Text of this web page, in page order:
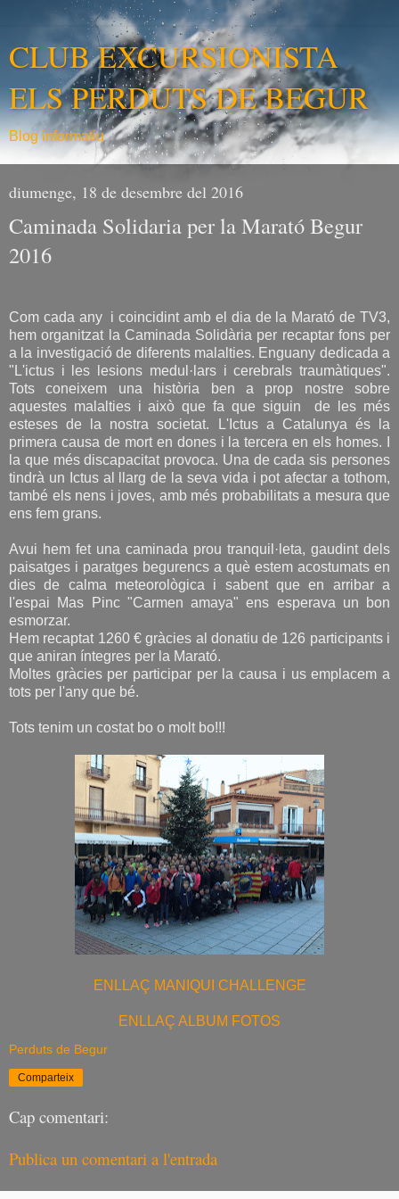
CLUB EXCURSIONISTA
ELS PERDUTS DE BEGUR
Blog informatiu
diumenge, 18 de desembre del 2016
Caminada Solidaria per la Marató Begur
2016
Com cada any i coincidint amb el dia de la Marató de TV3,
hem organitzat la Caminada Solidària per recaptar fons per
a la investigació de diferents malalties. Enguany dedicada a
"L'ictus i les lesions medul·lars i cerebrals traumàtiques".
Tots coneixem una història ben a prop nostre sobre
aquestes malalties i això que fa que siguin de les més
esteses de la nostra societat. L'Ictus a Catalunya és la
primera causa de mort en dones i la tercera en els homes. I
la que més discapacitat provoca. Una de cada sis persones
tindrà un Ictus al llarg de la seva vida i pot afectar a tothom,
també els nens i joves, amb més probabilitats a mesura que
ens fem grans.
Avui hem fet una caminada prou tranquil·leta, gaudint dels
paisatges i paratges begurencs a què estem acostumats en
dies de calma meteorològica i sabent que en arribar a
l'espai Mas Pinc "Carmen amaya" ens esperava un bon
esmorzar.
Hem recaptat 1260 € gràcies al donatiu de 126 participants i
que aniran íntegres per la Marató.
Moltes gràcies per participar per la causa i us emplacem a
tots per l'any que bé.
Tots tenim un costat bo o molt bo!!!
ENLLAÇ MANIQUI CHALLENGE
ENLLAÇ ALBUM FOTOS
Perduts de Begur
Comparteix
Cap comentari:
Publica un comentari a l'entrada